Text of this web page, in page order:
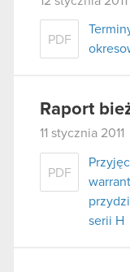
PDF
Raport
11 stycznia 2011
PDF
serii H